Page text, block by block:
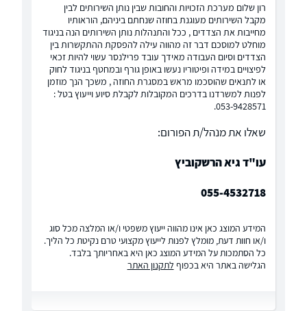
רון שלום מערכת הזכויות והחובות שבין נותן השירותים לבין
מקבל השירותים מעוגנת בחוזה שנחתם ביניהם, הוראותיו
מחייבות את הצדדים , ככל והתנהלות נותן השירותים הנה בניגוד
מוחלט למוסכם דבר זה מהווה עילה להפסקת ההתקשרות בין
הצדדים וסיום העבודה מאידך עובד פרילנסר עשוי להיות זכאי
לפיצויים במידה ופיטוריו נעשו באופן גורף ובמחטף בניגוד לחוק
או לתנאים שהוסכמו מראש במסגרת החוזה , משכך הנך מוזמן
לפנות למשרדנו בדרכים המקובלות לקבלת סיוע וייעוץ בטל :
053-9428571.
שאלו את מנהל/ת הפורום:
עו"ד גיא הרשקוביץ
055-4532718
המידע המוצג כאן אינו מהווה ייעוץ משפטי ו/או המלצה מכל סוג
ו/או חוות דעת, מומלץ לפנות לייעוץ מקצועי טרם נקיטת כל הליך.
כל הסתמכות על המידע המוצג כאן היא באחריותך בלבד.
הגלישה באתר היא בכפוף לתקנון האתר